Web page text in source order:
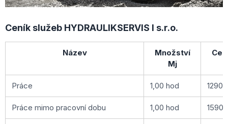
Ceník služeb HYDRAULIKSERVIS I s.r.o.
Název
Množství
Mj
Práce 1,00 hod 1290
Práce mimo pracovní dobu 1,00 hod 1590